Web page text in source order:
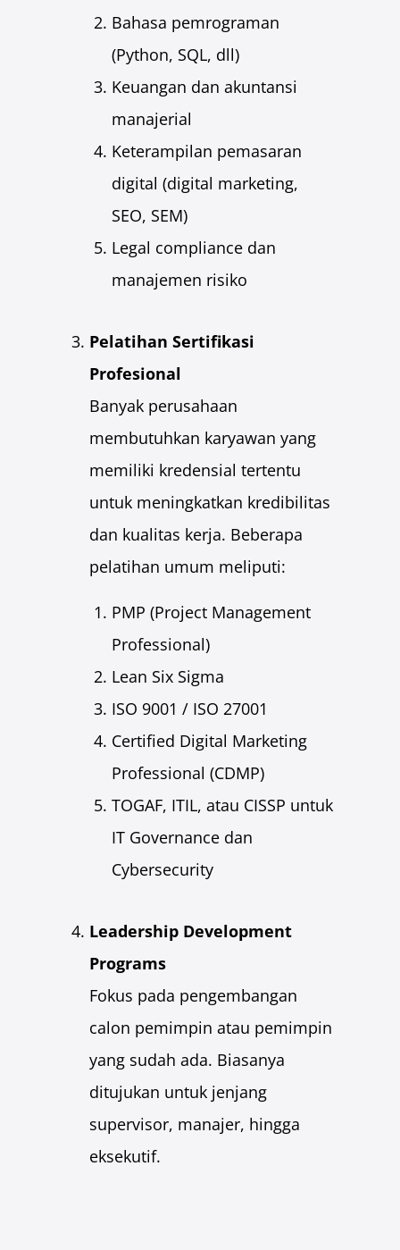
Bahasa pemrograman
(Python, SQL, dll)
Keuangan dan akuntansi
manajerial
Keterampilan pemasaran
digital (digital marketing,
SEO, SEM)
Legal compliance dan
manajemen risiko
Pelatihan Sertifikasi
Profesional
Banyak perusahaan
membutuhkan karyawan yang
memiliki kredensial tertentu
untuk meningkatkan kredibilitas
dan kualitas kerja. Beberapa
pelatihan umum meliputi:
PMP (Project Management
Professional)
Lean Six Sigma
ISO 9001 / ISO 27001
Certified Digital Marketing
Professional (CDMP)
TOGAF, ITIL, atau CISSP untuk
IT Governance dan
Cybersecurity
Leadership Development
Programs
Fokus pada pengembangan
calon pemimpin atau pemimpin
yang sudah ada. Biasanya
ditujukan untuk jenjang
supervisor, manajer, hingga
eksekutif.